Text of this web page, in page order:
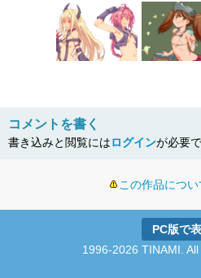
コメントを書く
書き込みと閲覧にはログインが必要で
この作品につ
PC版で
1996-2026 TINAMI.